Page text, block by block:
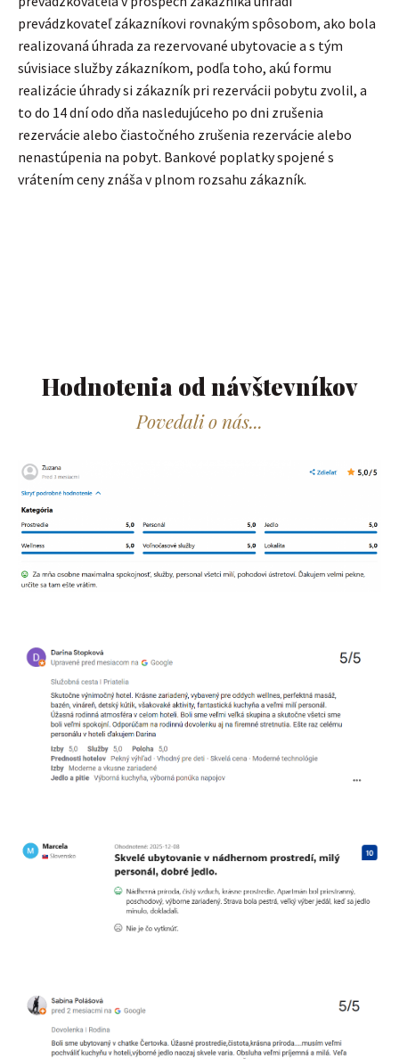
prevádzkovateľ zákazníkovi rovnakým spôsobom, ako bola
realizovaná úhrada za rezervované ubytovacie a s tým
súvisiace služby zákazníkom, podľa toho, akú formu
realizácie úhrady si zákazník pri rezervácii pobytu zvolil, a
to do 14 dní odo dňa nasledujúceho po dni zrušenia
rezervácie alebo čiastočného zrušenia rezervácie alebo
nenastúpenia na pobyt. Bankové poplatky spojené s
vrátením ceny znáša v plnom rozsahu zákazník.
Hodnotenia od návštevníkov​
Povedali o nás...